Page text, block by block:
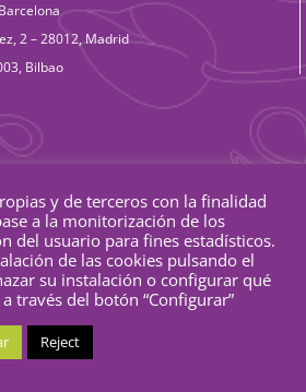
2 – 28012, Madrid
Bilbao
|
y de terceros con la finalidad
a la monitorización de los
del usuario para fines estadísticos.
de las cookies pulsando el
su instalación o configurar qué
través del botón “Configurar”
Reject